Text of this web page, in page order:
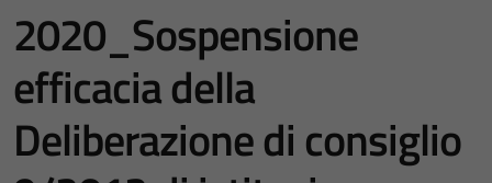
2020_Sospensione
efficacia della
Deliberazione di consiglio